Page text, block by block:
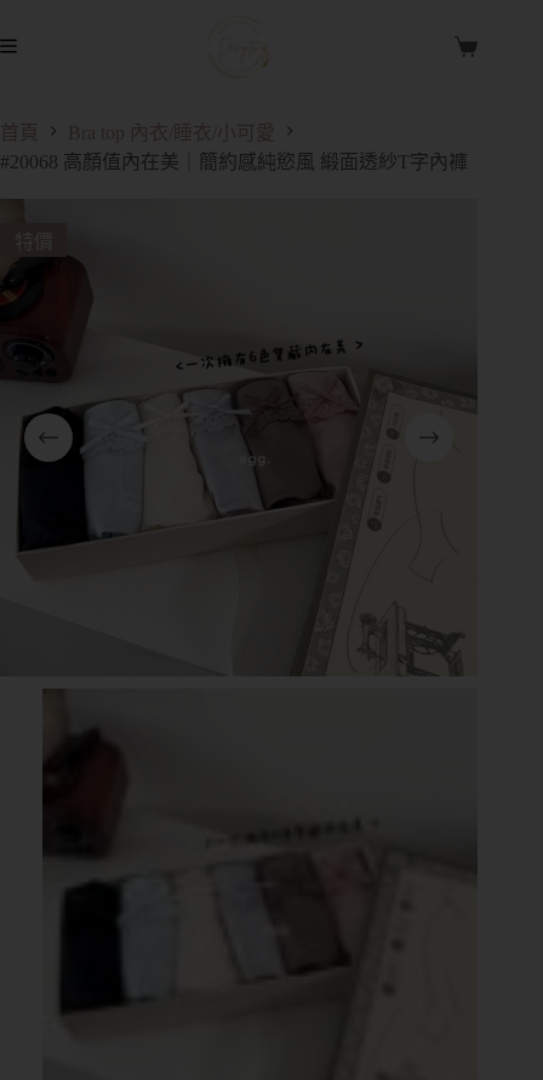
首頁
Bra top 內衣/睡衣/小可愛
#20068 高顏值內在美｜簡約感純慾風 緞面透紗T字內褲
特價